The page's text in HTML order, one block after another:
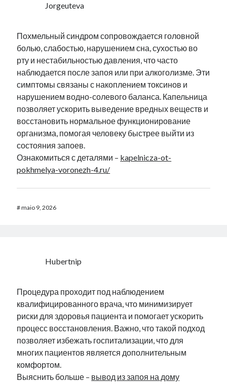
Jorgeuteva
Похмельный синдром сопровождается головной
болью, слабостью, нарушением сна, сухостью во
рту и нестабильностью давления, что часто
наблюдается после запоя или при алкоголизме. Эти
симптомы связаны с накоплением токсинов и
нарушением водно-солевого баланса. Капельница
позволяет ускорить выведение вредных веществ и
восстановить нормальное функционирование
организма, помогая человеку быстрее выйти из
состояния запоев.
Ознакомиться с деталями – kapelnicza-ot-
pokhmelya-voronezh-4.ru/
#maio 9, 2026
Hubertnip
Процедура проходит под наблюдением
квалифицированного врача, что минимизирует
риски для здоровья пациента и помогает ускорить
процесс восстановления. Важно, что такой подход
позволяет избежать госпитализации, что для
многих пациентов является дополнительным
комфортом.
Выяснить больше – вывод из запоя на дому